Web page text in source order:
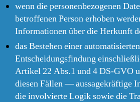
wenn die personenbezogenen
betroffenen Person erhoben
Informationen über die Herkunft
das Bestehen einer automatisierten
Entscheidungsfindung
Artikel 22 Abs.1 und 4 DS-GVO
diesen Fällen — aussagekräftige
die involvierte Logik sowie die